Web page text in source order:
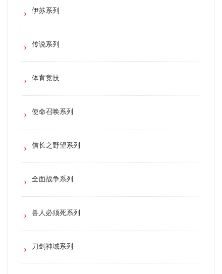
伊苏系列
传说系列
体育竞技
使命召唤系列
信长之野望系列
全面战争系列
兽人必须死系列
刀剑神域系列